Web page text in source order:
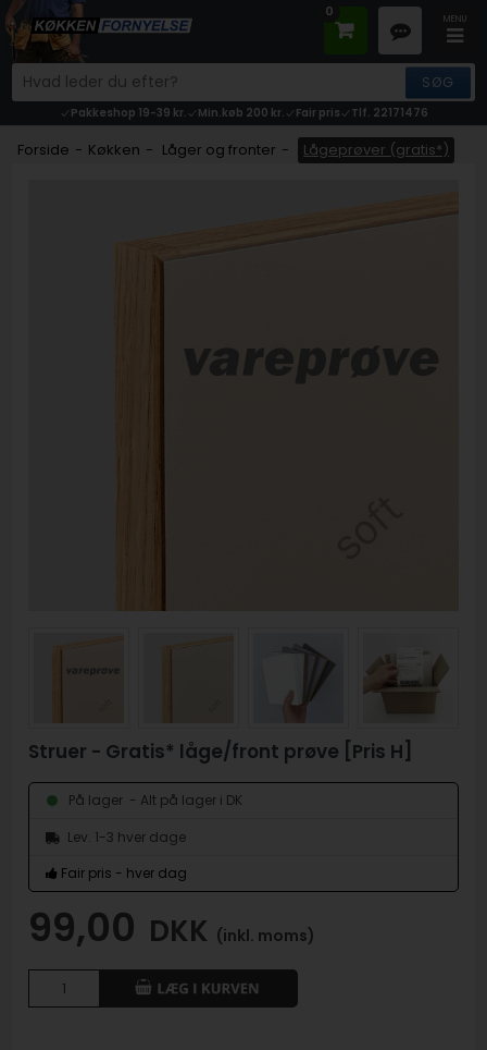
Pakkeshop 19-39 kr. Min.køb 200 kr. Fair pris Tlf. 22171476
0
Forside - Køkken - Låger og fronter - Lågeprøver (gratis*)
Struer - Gratis* låge/front prøve [Pris H]
På lager - Alt på lager i DK
Lev. 1-3 hver dage
Fair pris - hver dag
99,00 DKK (inkl. moms)